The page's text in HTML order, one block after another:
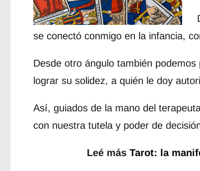
se conectó conmigo en la infancia,
Desde otro ángulo también
lograr su solidez, a quién le doy
Así, guiados de la mano del
con nuestra tutela y poder de
Leé más Tarot: la